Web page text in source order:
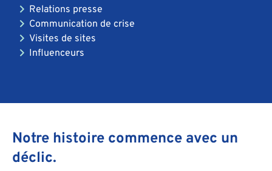
Relations presse
Communication de crise
Visites de sites
Influenceurs
Notre histoire commence avec un
déclic.